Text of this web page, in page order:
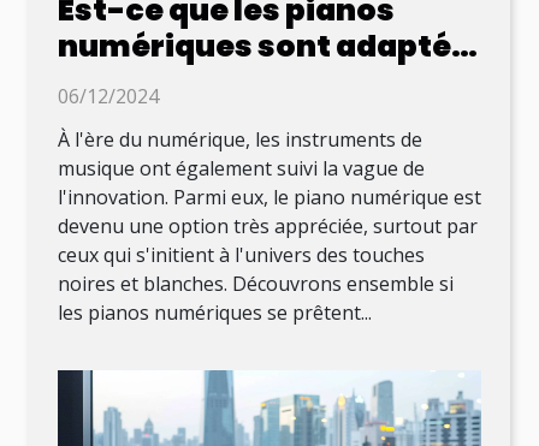
Est-ce que les pianos
numériques sont adaptés
aux débutants ?
06/12/2024
À l'ère du numérique, les instruments de
musique ont également suivi la vague de
l'innovation. Parmi eux, le piano numérique est
devenu une option très appréciée, surtout par
ceux qui s'initient à l'univers des touches
noires et blanches. Découvrons ensemble si
les pianos numériques se prêtent...